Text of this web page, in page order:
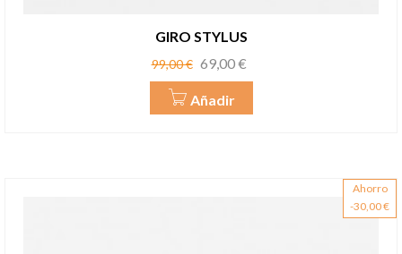
GIRO STYLUS
Precio
base
99,00 € Precio
69,00 €
Añadir
Ahorro
-30,00 €